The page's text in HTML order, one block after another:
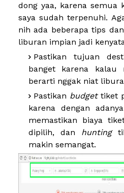
dong yaa, karena semua
saya sudah terpenuhi.
nih ada beberapa tips
liburan impian jadi
Pastikan tujuan
banget karena kalau
berarti nggak niat
Pastikan budgettiket
karena dengan
memastikan biaya
dipilih, dan hunting
makin semangat.